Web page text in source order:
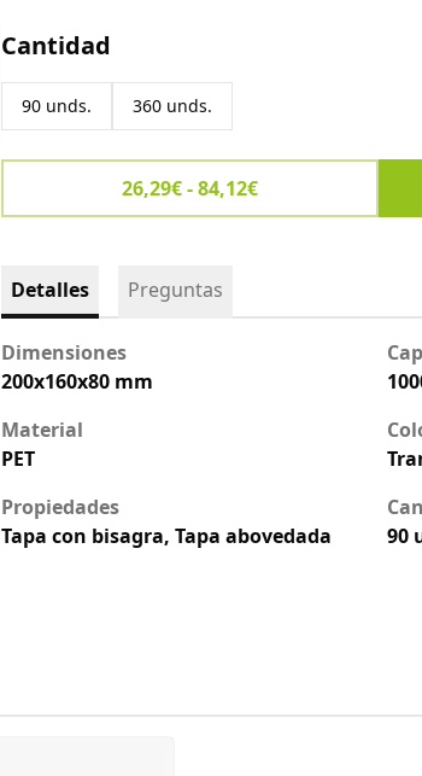
Cantidad
90 unds. 360 unds.
26,29€ - 84,12€
Detalles Preguntas
Dimensiones
200x160x80 mm
Material
PET
Propiedades
Tapa con bisagra, Tapa abovedada
90